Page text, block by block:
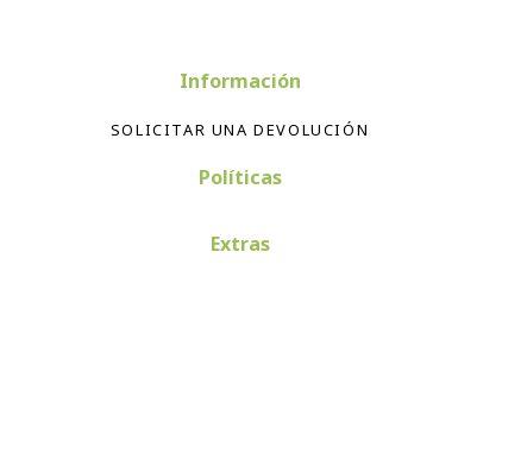
SOLICITAR UNA DEVOLUCIÓN
Políticas